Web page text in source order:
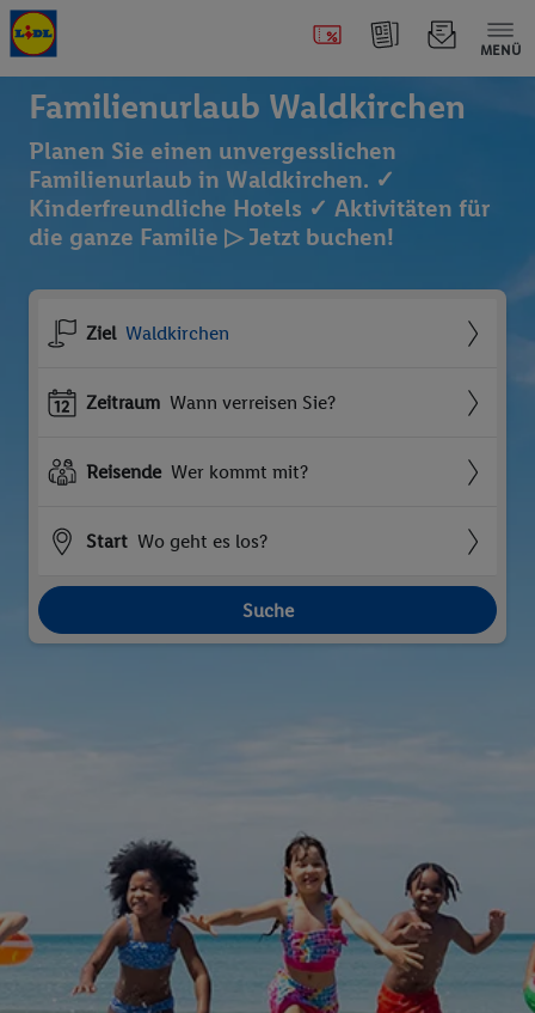
MENÜ
Familienurlaub Waldkirchen
Planen Sie einen unvergesslichen
Familienurlaub in Waldkirchen. ✓
Kinderfreundliche Hotels ✓ Aktivitäten für
die ganze Familie ▷ Jetzt buchen!
Ziel Waldkirchen
Zeitraum Wann verreisen Sie?
Reisende Wer kommt mit?
Start Wo geht es los?
Suche